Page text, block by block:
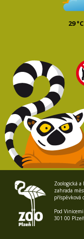
29 °C
Zoologická a
zahrada
příspěvková
Pod Vinicemi
301 00 Plzeň